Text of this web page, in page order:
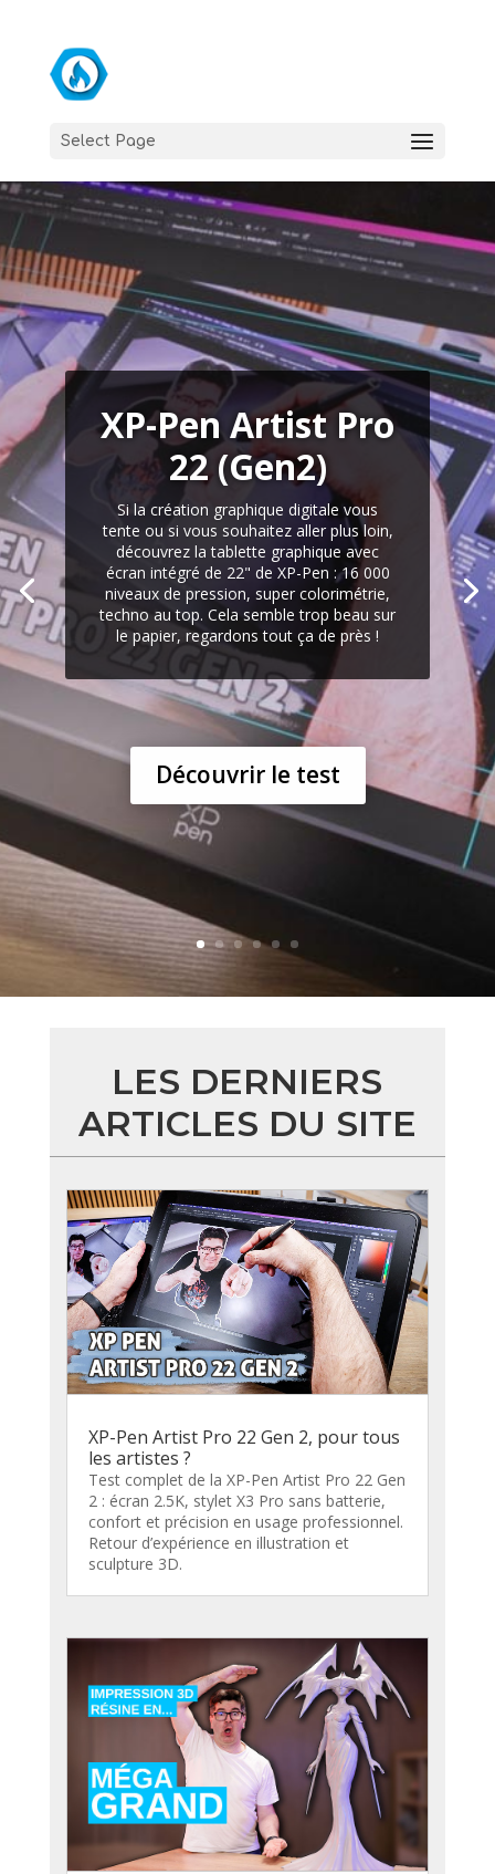
Select Page
XP-Pen Artist Pro
22 (Gen2)
Si la création graphique digitale vous
tente ou si vous souhaitez aller plus loin,
découvrez la tablette graphique avec
écran intégré de 22" de XP-Pen : 16 000
niveaux de pression, super colorimétrie,
techno au top. Cela semble trop beau sur
le papier, regardons tout ça de près !
Découvrir le test
LES DERNIERS
ARTICLES DU SITE
XP-Pen Artist Pro 22 Gen 2, pour tous
les artistes ?
Test complet de la XP-Pen Artist Pro 22 Gen
2 : écran 2.5K, stylet X3 Pro sans batterie,
confort et précision en usage professionnel.
Retour d’expérience en illustration et
sculpture 3D.